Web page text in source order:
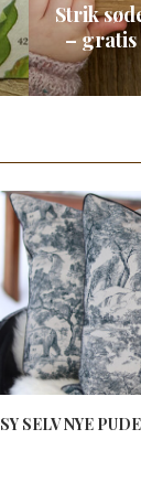
Strik
–
SY SELV NYE